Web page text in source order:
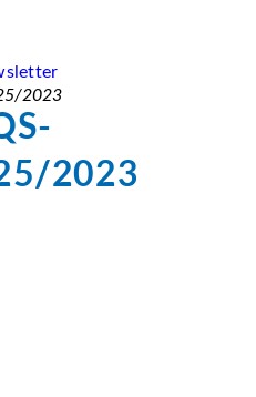
2023
2023